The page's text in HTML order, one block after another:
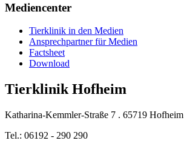
Mediencenter
Tierklinik in den Medien
Ansprechpartner für Medien
Factsheet
Download
Tierklinik Hofheim
Katharina-Kemmler-Straße 7 . 65719 Hofheim
Tel.: 06192 - 290 290